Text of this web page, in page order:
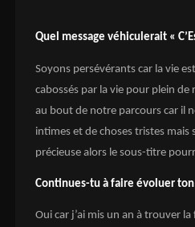
Quel message véhiculerait «
Soyons persévérants car la vie
cabossés par la vie pour plein
au bout de notre parcours car il
intimes et de choses tristes
précieuse alors le sous-titre
Continues-tu à faire évoluer ton
Oui car j’ai mis un an à trouver